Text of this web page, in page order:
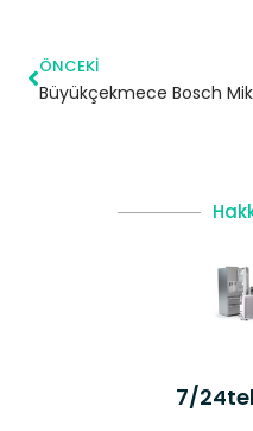
ÖNCEKI
7/